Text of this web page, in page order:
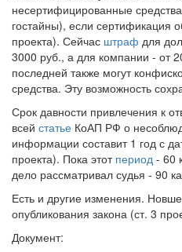
несертифицированные
гостайны), если сертификация
проекта). Сейчас штраф для
3000 руб., а для компании - от
последней также могут
средства. Эту возможность
Срок давности привлечения к
всей статье КоАП РФ о
информации составит 1 год с
проекта). Пока этот период - 60
дело рассматривал судья - 90
Есть и другие изменения.
опубликования закона (ст. 3
Документ: